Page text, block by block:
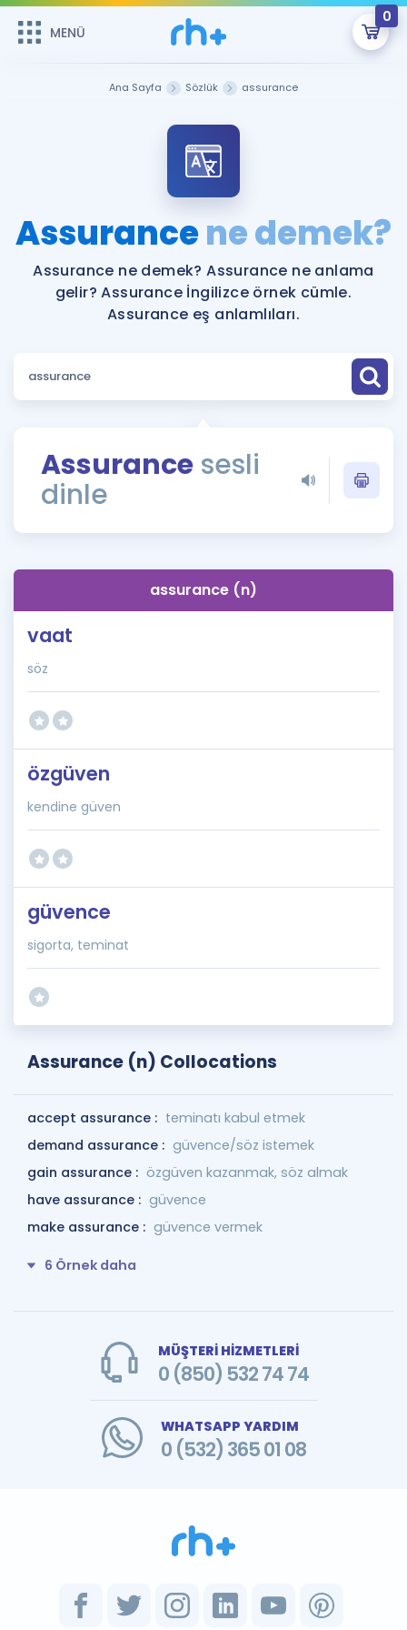
MENÜ
0
ÜYE DEĞİLİM
Sepetin Şu An Boş.
Remzi Hoca ile seni sınava hazırlayacak onlarca eğitim seni
bekliyor!
MENÜ
Faydalı Araçlar
Sözlük
Rehberlik Aracı
ÖSYM Sınav Takvimi
İngilizce Gramer
Hakkımızda
Ana Sayfa Sözlük assurance
Assurancene demek?
Assurance ne demek? Assurance ne anlama
gelir? Assurance İngilizce örnek cümle.
Assurance eş anlamlıları.
Assurance sesli
dinle
assurance (n)
vaat
söz
özgüven
kendine güven
güvence
sigorta, teminat
Assurance (n) Collocations
accept assurance : teminatı kabul etmek
demand assurance : güvence/söz istemek
gain assurance : özgüven kazanmak, söz almak
have assurance : güvence
make assurance : güvence vermek
6 Örnek daha
MÜŞTERİ HİZMETLERİ
0 (850) 532 74 74
WHATSAPP YARDIM
0 (532) 365 01 08